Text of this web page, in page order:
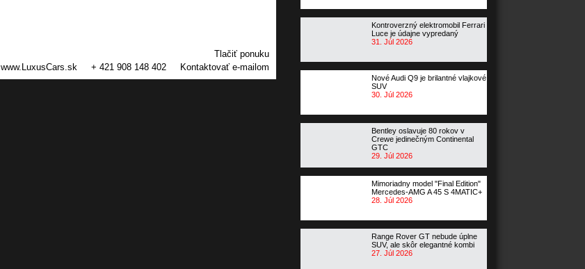
Tlačiť ponuku
www.LuxusCars.sk+ 421 908 148 402 Kontaktovať e-mailom
Kontroverzný elektromobil Ferrari
Luce je údajne vypredaný
31. Júl 2026
Nové Audi Q9 je brilantné vlajkové
SUV
30. Júl 2026
Bentley oslavuje 80 rokov v
Crewe jedinečným Continental
GTC
29. Júl 2026
Mimoriadny model "Final Edition"
Mercedes-AMG A 45 S 4MATIC+
28. Júl 2026
Range Rover GT nebude úplne
SUV, ale skôr elegantné kombi
27. Júl 2026